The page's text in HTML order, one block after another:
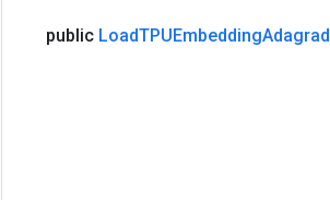
public LoadTPUEmbeddingAdagrad